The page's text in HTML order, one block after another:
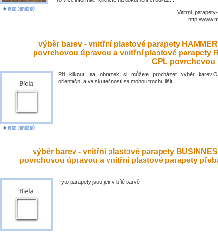
http://
výběr barev - vnitřní plastové parapety
povrchovou úpravou a vnitřní plastové parapety
CPL povrchovou
Při kliknutí na obrázek si můžete procházet výběr
orientační a ve skutečnosti se mohou trochu lišit.
výběr barev - vnitřní plastové parapety
povrchovou úpravou a vnitřní plastové parapety
Tyto parapety jsou jen v bílé barvě